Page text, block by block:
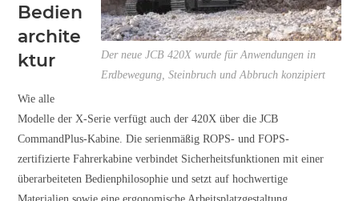
Der neue JCB 420X wurde für Anwendungen in
Erdbewegung, Steinbruch und Abbruch konzipiert
Bedien
archite
ktur
Wie alle
Modelle der X-Serie verfügt auch der 420X über die JCB
CommandPlus-Kabine. Die serienmäßig ROPS- und FOPS-
zertifizierte Fahrerkabine verbindet Sicherheitsfunktionen mit einer
überarbeiteten Bedienphilosophie und setzt auf hochwertige